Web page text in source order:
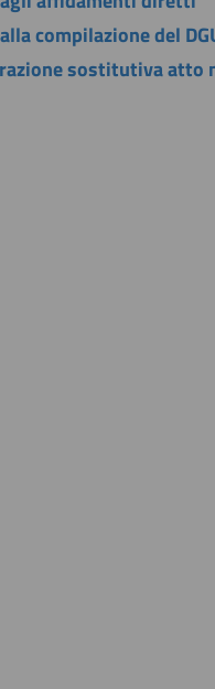
compilazione del
sostitutiva atto